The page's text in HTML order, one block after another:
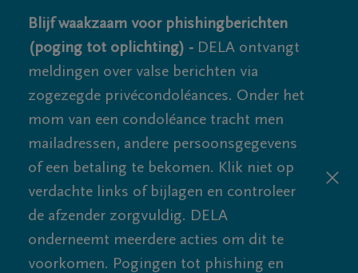
Blijf waakzaam voor phishingberichten
(poging tot oplichting) - DELA ontvangt
meldingen over valse berichten via
zogezegde privécondoléances. Onder het
mom van een condoléance tracht men
mailadressen, andere persoonsgegevens
of een betaling te bekomen. Klik niet op
verdachte links of bijlagen en controleer
de afzender zorgvuldig. DELA
onderneemt meerdere acties om dit te
voorkomen. Pogingen tot phishing en